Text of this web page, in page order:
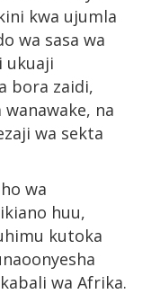
kwa ujumla
wa sasa wa
ukuaji
bora zaidi,
na
wa sekta
wa
huu,
kutoka
wa Afrika.